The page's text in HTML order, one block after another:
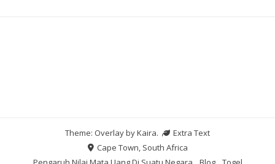
Theme: Overlay byKaira.
Extra Text
Cape Town, South Africa